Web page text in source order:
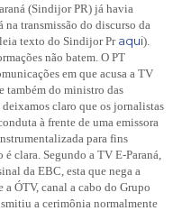
(Sindijor PR) já havia
transmissão do discurso da
texto do Sindijor Pr aqui).
não batem. O PT
em que acusa a TV
também do ministro das
claro que os jornalistas
à frente de uma emissora
para fins
clara. Segundo a TV E-Paraná,
da EBC, esta que nega a
ÓTV, canal a cabo do Grupo
a cerimônia normalmente